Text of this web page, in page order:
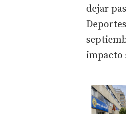
dejar
impacto